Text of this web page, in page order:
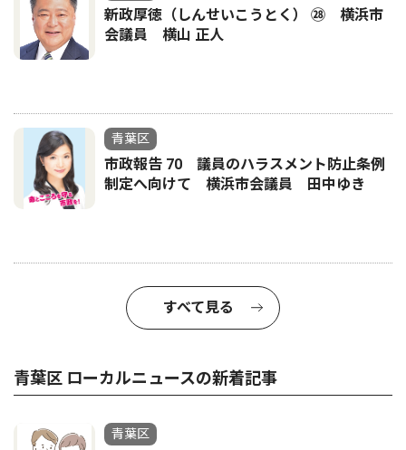
新政厚徳（しんせいこうとく） ㉘ 横浜市
会議員 横山 正人
青葉区
市政報告 70 議員のハラスメント防止条例
制定へ向けて 横浜市会議員 田中ゆき
すべて見る
青葉区 ローカルニュースの新着記事
青葉区